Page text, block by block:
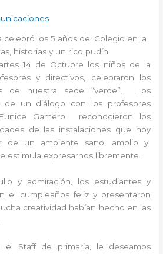
celebró los 5 años del Colegio en la
historias y un rico pudín.
14 de Octubre los niños de la
y directivos, celebraron los
de nuestra sede “verde”. Los
de un diálogo con los profesores
Gamero reconocieron los
de las instalaciones que hoy
de un ambiente sano, amplio y
estimula expresarnos libremente.
y admiración, los estudiantes y
el cumpleaños feliz y presentaron
creatividad habían hecho en las
Staff de primaria, le deseamos